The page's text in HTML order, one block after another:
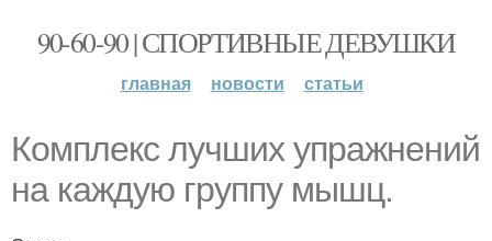
90-60-90 | СПОРТИВНЫЕ ДЕВУШКИ
главная новости статьи
Комплекс лучших упражнений
на каждую группу мышц.